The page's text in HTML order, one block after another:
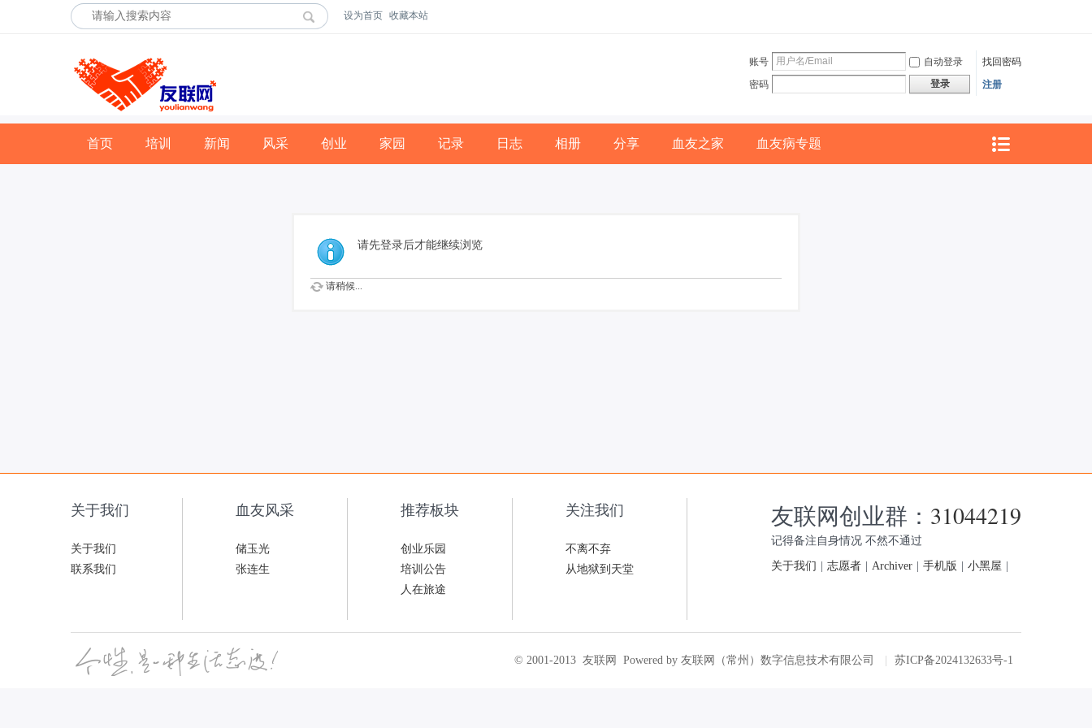
设为首页 收藏本站
账号 自动登录
找回密码
密码
登录 注册
首页 培训 新闻 风采 创业 家园 记录 日志 相册 分享 血友之家 血友病专题
请先登录后才能继续浏览
请稍候...
关于我们
关于我们
联系我们
血友风采
储玉光
张连生
推荐板块
创业乐园
培训公告
人在旅途
关注我们
不离不弃
从地狱到天堂
友联网创业群： 31044219
记得备注自身情况 不然不通过
关于我们 志愿者 Archiver 手机版 小黑屋
© 2001-2013 友联网 Powered by 友联网（常州）数字信息技术有限公司 苏ICP备2024132633号-1